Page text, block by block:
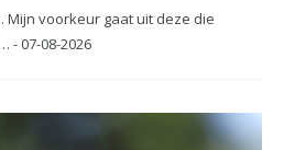
Mijn voorkeur gaat uit deze die
- 07-08-2026